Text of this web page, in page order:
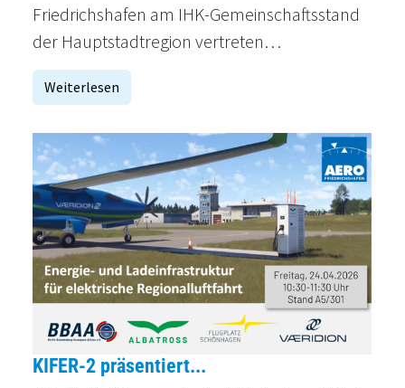
Friedrichshafen am IHK-Gemeinschaftsstand
der Hauptstadtregion vertreten…
Weiterlesen
KIFER-2 präsentiert...